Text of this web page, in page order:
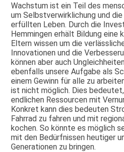
Wachstum ist ein Teil des
um Selbstverwirklichung und
erfüllten Leben. Durch die
Hemmingen erhält Bildung eine
Eltern wissen um die
Innovationen und die
können aber auch
ebenfalls unsere Aufgabe als
einem Gewinn für alle zu
ist nicht möglich. Dies
endlichen Ressourcen mit
Konkret kann dies bedeuten
Fahrrad zu fahren und mit
kochen. So könnte es möglich
mit den Bedürfnissen heutiger
Generationen zu bringen.